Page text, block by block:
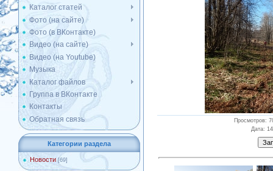
Каталог статей
Фото (на сайте)
Фото (в ВКонтакте)
Видео (на сайте)
Видео (на Youtube)
Музыка
Каталог файлов
Группа в ВКонтакте
Контакты
Обратная связь
Категории раздела
Новости [69]
Просмотров:
Дата: